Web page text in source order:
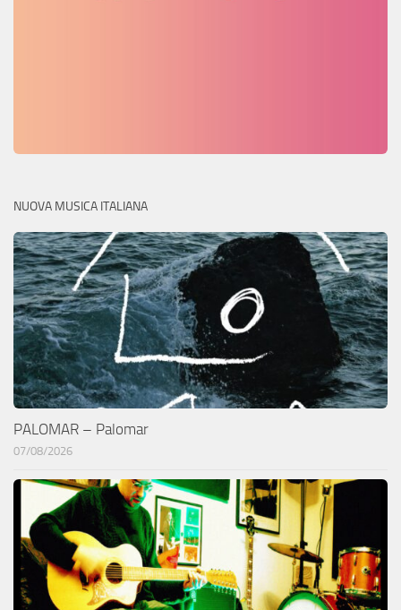
NUOVA MUSICA ITALIANA
PALOMAR – Palomar
07/08/2026